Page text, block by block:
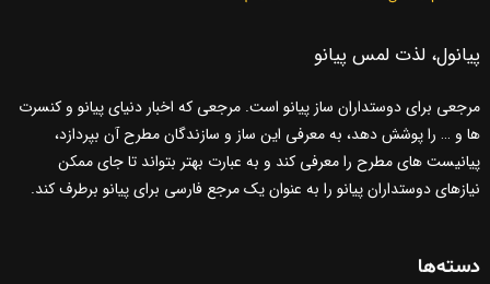
پیانول، لذت لمس پیانو
مرجعی برای دوستداران ساز پیانو است. مرجعی که اخبار دنیای پیانو و کنسرت
ها و … را پوشش دهد، به معرفی این ساز و سازندگان مطرح آن بپردازد،
پیانیست های مطرح را معرفی کند و به عبارت بهتر بتواند تا جای ممکن
نیازهای دوستداران پیانو را به عنوان یک مرجع فارسی برای پیانو برطرف کند.
دسته‌ها